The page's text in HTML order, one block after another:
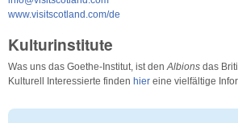
www.visitscotland.com/de
Kulturinstitute
Was uns das Goethe-Institut, ist denAlbions das
Kulturell Interessierte finden hier eine vielfältige